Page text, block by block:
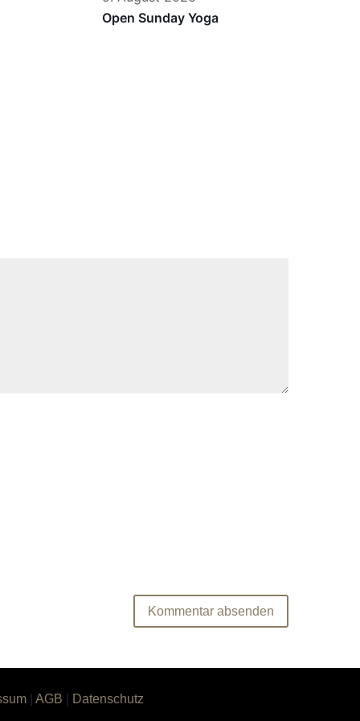
Open Sunday Yoga
|AGB Datenschutz